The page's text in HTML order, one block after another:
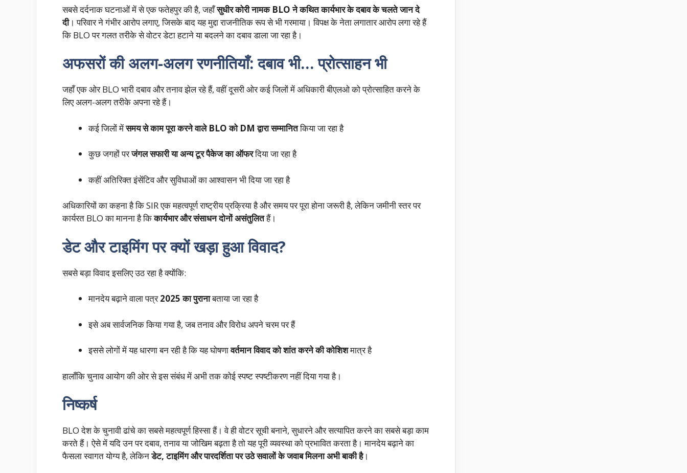
सबसे दर्दनाक घटनाओं में से एक फतेहपुर की है, जहाँसुधीर कोरी नामक BLO ने कथित कार्यभार के दबाव के चलते जान दे
दी। परिवार ने गंभीर आरोप लगाए, जिसके बाद यह मुद्दा राजनीतिक रूप से भी गरमाया। विपक्ष के नेता लगातार आरोप लगा रहे हैं
कि BLO पर गलत तरीके से वोटर डेटा हटाने या बदलने का दबाव डाला जा रहा है।
अफसरों की अलग-अलग रणनीतियाँ: दबाव भी… प्रोत्साहन भी
जहाँ एक ओर BLO भारी दबाव और तनाव झेल रहे हैं, वहीं दूसरी ओर कई जिलों में अधिकारी बीएलओ को प्रोत्साहित करने के
लिए अलग-अलग तरीके अपना रहे हैं।
कई जिलों मेंसमय से काम पूरा करने वाले BLO को DM द्वारा सम्मानितकिया जा रहा है
कुछ जगहों परजंगल सफारी या अन्य टूर पैकेज का ऑफरदिया जा रहा है
कहीं अतिरिक्त इंसेंटिव और सुविधाओं का आश्वासन भी दिया जा रहा है
अधिकारियों का कहना है कि SIR एक महत्वपूर्ण राष्ट्रीय प्रक्रिया है और समय पर पूरा होना जरूरी है, लेकिन जमीनी स्तर पर
कार्यरत BLO का मानना है किकार्यभार और संसाधन दोनों असंतुलितहैं।
डेट और टाइमिंग पर क्यों खड़ा हुआ विवाद?
सबसे बड़ा विवाद इसलिए उठ रहा है क्योंकि:
मानदेय बढ़ाने वाला पत्र2025 का पुरानाबताया जा रहा है
इसे अब सार्वजनिक किया गया है, जब तनाव और विरोध अपने चरम पर हैं
इससे लोगों में यह धारणा बन रही है कि यह घोषणावर्तमान विवाद को शांत करने की कोशिशमात्र है
हालाँकि चुनाव आयोग की ओर से इस संबंध में अभी तक कोई स्पष्ट स्पष्टीकरण नहीं दिया गया है।
निष्कर्ष
BLO देश के चुनावी ढांचे का सबसे महत्वपूर्ण हिस्सा हैं। वे ही वोटर सूची बनाने, सुधारने और सत्यापित करने का सबसे बड़ा काम
करते हैं। ऐसे में यदि उन पर दबाव, तनाव या जोखिम बढ़ता है तो यह पूरी व्यवस्था को प्रभावित करता है। मानदेय बढ़ाने का
फैसला स्वागत योग्य है, लेकिनडेट, टाइमिंग और पारदर्शिता पर उठे सवालों के जवाब मिलना अभी बाकी है।